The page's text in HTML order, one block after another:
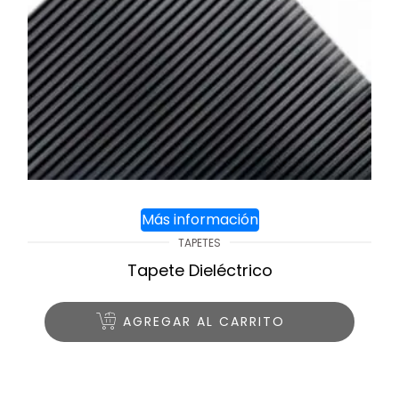
Más información
TAPETES
Tapete Dieléctrico
AGREGAR AL CARRITO